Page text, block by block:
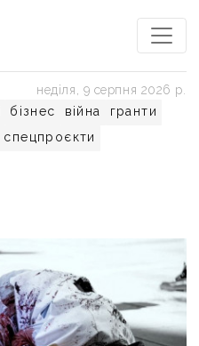
бізнес війна
гранти
спецпроєкти
неділя, 9 серпня 2026 р.